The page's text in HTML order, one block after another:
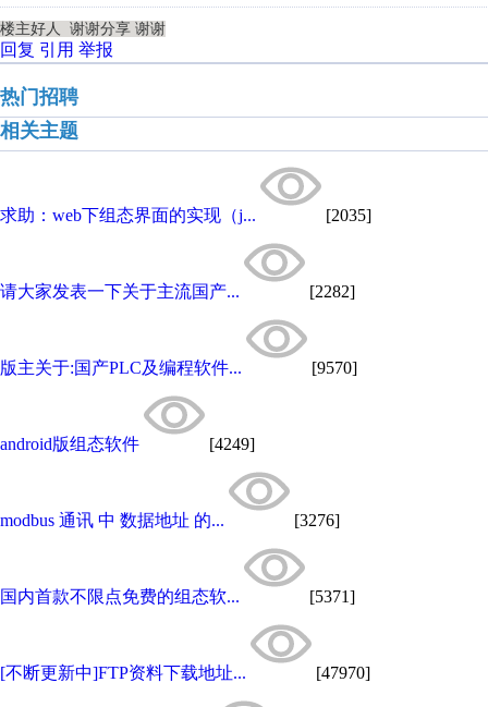
楼主好人 谢谢分享 谢谢
回复 引用 举报
热门招聘
相关主题
求助：web下组态界面的实现（j... [2035]
请大家发表一下关于主流国产... [2282]
版主关于:国产PLC及编程软件... [9570]
android版组态软件 [4249]
modbus 通讯 中 数据地址 的... [3276]
国内首款不限点免费的组态软... [5371]
[不断更新中]FTP资料下载地址... [47970]